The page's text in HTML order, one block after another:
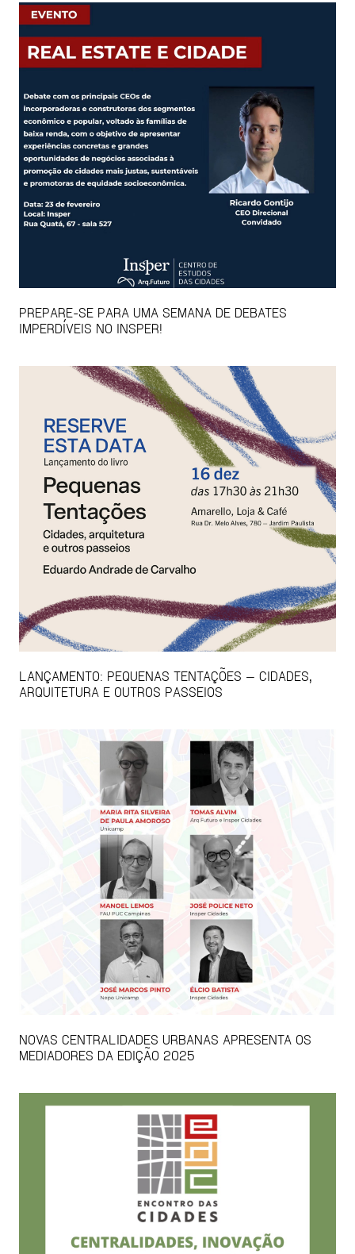
PREPARE-SE PARA UMA SEMANA DE DEBATES
IMPERDÍVEIS NO INSPER!
LANÇAMENTO: PEQUENAS TENTAÇÕES — CIDADES,
ARQUITETURA E OUTROS PASSEIOS
NOVAS CENTRALIDADES URBANAS APRESENTA OS
MEDIADORES DA EDIÇÃO 2025